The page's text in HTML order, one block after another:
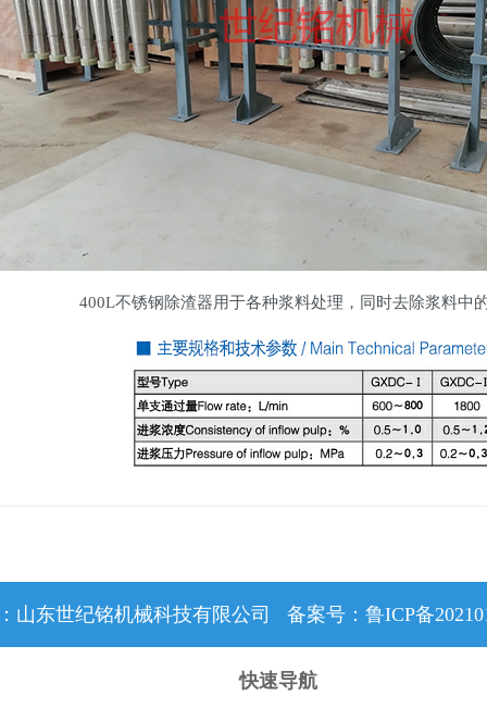
400L不锈钢除渣器用于各种浆料处理，同时去除浆料中
山东世纪铭机械科技有限公司 备案号：鲁ICP备
快速导航